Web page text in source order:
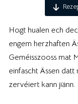
Hogt hualen ech
engem herzhaften
Geméisszooss mat
einfascht Ässen
zervéiert kann jiänn.